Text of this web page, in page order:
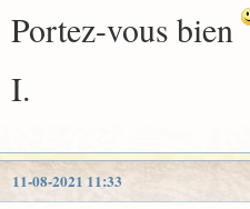
Portez-vous bien
I.
11-08-2021 11:33